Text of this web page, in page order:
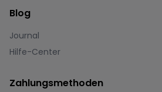
Blog
Journal
Hilfe-Center
Zahlungsmethoden